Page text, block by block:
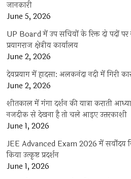
जानकारी
June 5, 2026
UP Board में उप सचिवों के रिक्त दो पदों
प्रयागराज क्षेत्रीय कार्यालय
June 2, 2026
देवप्रयाग में हादसा: अलकनंदा नदी में गिरी
June 2, 2026
शीतकाल में गंगा दर्शन की यात्रा कराती
नजदीक से देखना है तो चले आइए उत्तरकाशी
June 1, 2026
JEE Advanced Exam 2026 में सर्वोदय
किया उत्कृष्ट प्रदर्शन
June 1, 2026